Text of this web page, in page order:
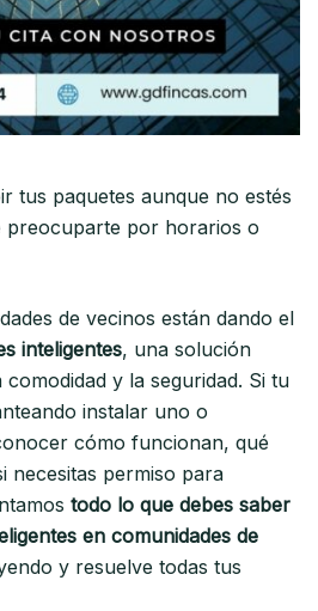
tus paquetes aunque no estés
preocuparte por horarios o
de vecinos están dando el
inteligentes, una solución
y la seguridad. Si tu
instalar uno o
cómo funcionan, qué
necesitas permiso para
todo lo que debes saber
en comunidades de
y resuelve todas tus